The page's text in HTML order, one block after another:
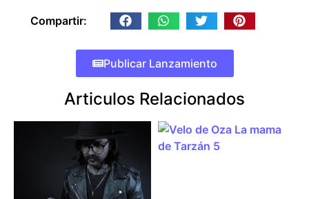
Compartir:
Publicar Lanzamiento
Articulos Relacionados